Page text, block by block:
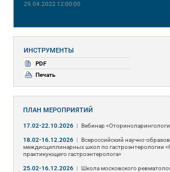
29.04.2022 12:00:00
ИНСТРУМЕНТЫ
PDF
Печать
ПЛАН МЕРОПРИЯТИЙ
17.02-22.10.2026 | Вебинар
18.02-16.12.2026 | Всероссийский научно-
междисциплинарных школ по гастроэнтерологии
практикующего гастроэнтеролога»
25.02-16.12.2026 | Школа московского